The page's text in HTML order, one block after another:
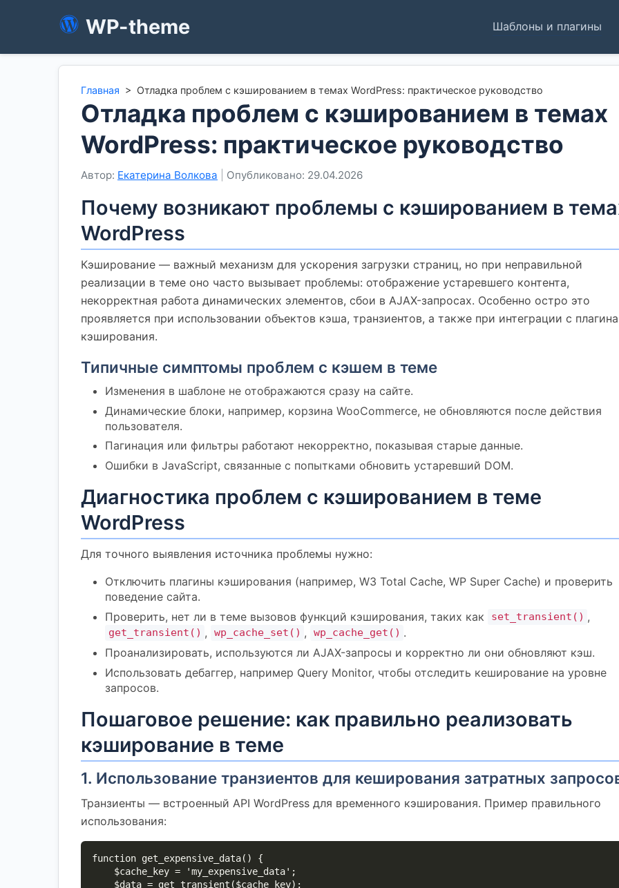
WP-theme Шаблоны и плагины
Главная > Отладка проблем с кэшированием в темах WordPress: практическое руководство
Отладка проблем с кэшированием в темах
WordPress: практическое руководство
Автор: Екатерина Волкова Опубликовано: 29.04.2026
Почему возникают проблемы с кэшированием в
WordPress
Кэширование — важный механизм для ускорения загрузки страниц, но при неправильной
реализации в теме оно часто вызывает проблемы: отображение устаревшего контента,
некорректная работа динамических элементов, сбои в AJAX-запросах. Особенно остро это
проявляется при использовании объектов кэша, транзиентов, а также при интеграции с
кэширования.
Типичные симптомы проблем с кэшем в теме
Изменения в шаблоне не отображаются сразу на сайте.
Динамические блоки, например, корзина WooCommerce, не обновляются после действия
пользователя.
Пагинация или фильтры работают некорректно, показывая старые данные.
Ошибки в JavaScript, связанные с попытками обновить устаревший DOM.
Диагностика проблем с кэшированием в теме
WordPress
Для точного выявления источника проблемы нужно:
Отключить плагины кэширования (например, W3 Total Cache, WP Super Cache) и проверить
поведение сайта.
Проверить, нет ли в теме вызовов функций кэширования, таких как
set_transient() ,
get_transient() , wp_cache_set() , wp_cache_get() .
Проанализировать, используются ли AJAX-запросы и корректно ли они обновляют кэш.
Использовать дебаггер, например Query Monitor, чтобы отследить кеширование на уровне
запросов.
Пошаговое решение: как правильно реализовать
кэширование в теме
1. Использование транзиентов для кеширования затратных
Транзиенты — встроенный API WordPress для временного кэширования. Пример правильного
использования:
function get_expensive_data() {